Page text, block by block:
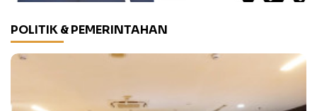
POLITIK & PEMERINTAHAN